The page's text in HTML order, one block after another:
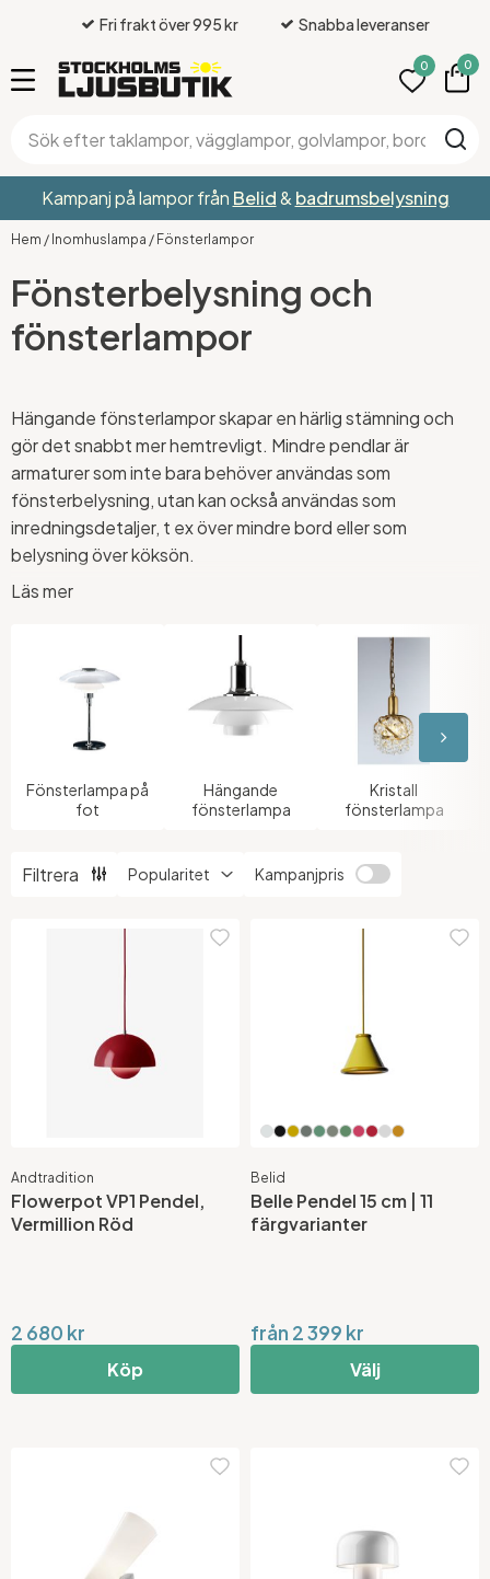
Fri frakt över 995 kr Snabba leveranser
0 0
Kampanj på lampor från Belid& badrumsbelysning
Hem / Inomhuslampa / Fönsterlampor
Fönsterbelysning och
fönsterlampor
Hängande fönsterlampor skapar en härlig stämning och
gör det snabbt mer hemtrevligt. Mindre pendlar är
armaturer som inte bara behöver användas som
fönsterbelysning, utan kan också användas som
inredningsdetaljer, t ex över mindre bord eller som
belysning över köksön.
I en fönsterlampa kan du ha antingen LED eller glödlampor
(beroende på vilken max watt lampan anger).
Hos oss hittar du ett stort utbud av snygga fönsterlampor
pendlar
i olika färger som krom, mässing, guld, koppar,
glas eller metall. Vi har ävenjulstjärnor
för dig som letar
efter belysning att hänga i fönstret under juletid.
Läs mer
Fönsterlampa på
fot
Hängande
fönsterlampa
Kristall
fönsterlampa
Filtrera Kampanjpris
Andtradition
Flowerpot VP1 Pendel,
Vermillion Röd
2 680 kr
Köp
Belid
Belle Pendel 15 cm | 11
färgvarianter
från 2 399 kr
Välj